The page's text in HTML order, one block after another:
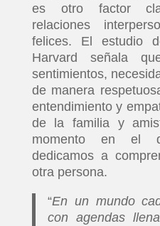
es otro factor
relaciones
felices. El estudio
Harvard señala
sentimientos,
de manera
entendimiento y
de la familia y
momento en el
dedicamos a
otra persona.
“En un mundo
con agendas